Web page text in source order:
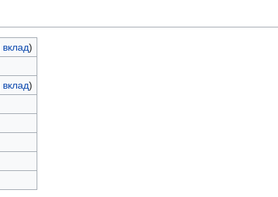
вклад)
вклад)